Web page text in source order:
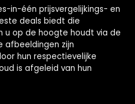
in-één prijsvergelijkings- en
deals biedt die
u op de hoogte houdt via de
afbeeldingen zijn
hun respectievelijke
is afgeleid van hun